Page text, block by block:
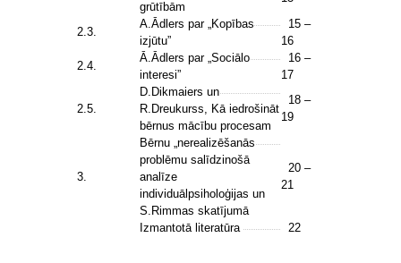
grūtībām
2.3.
A.Ādlers par „Kopības
izjūtu”
15 –
16
2.4.
Ā.Ādlers par „Sociālo
interesi”
16 –
17
2.5.
D.Dikmaiers un
R.Dreukurss, Kā iedrošināt
bērnus mācību procesam
18 –
19
3.
Bērnu „nerealizēšanās
problēmu salīdzinošā
analīze
individuālpsiholoģijas un
S.Rimmas skatījumā
20 –
21
Izmantotā literatūra 22